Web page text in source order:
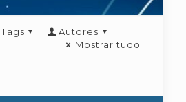
Tags
Autores
Mostrar tudo